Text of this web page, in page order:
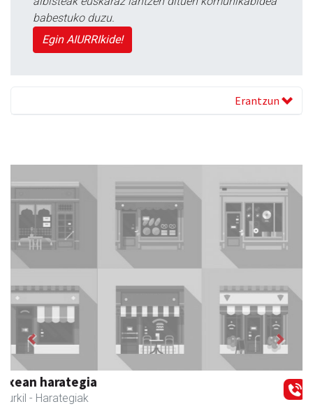
babestuko duzu.
Egin AIURRIkide!
Erantzun
Zizurkilgo Udala
Zizurkil - Udaletxeak
Previous Next